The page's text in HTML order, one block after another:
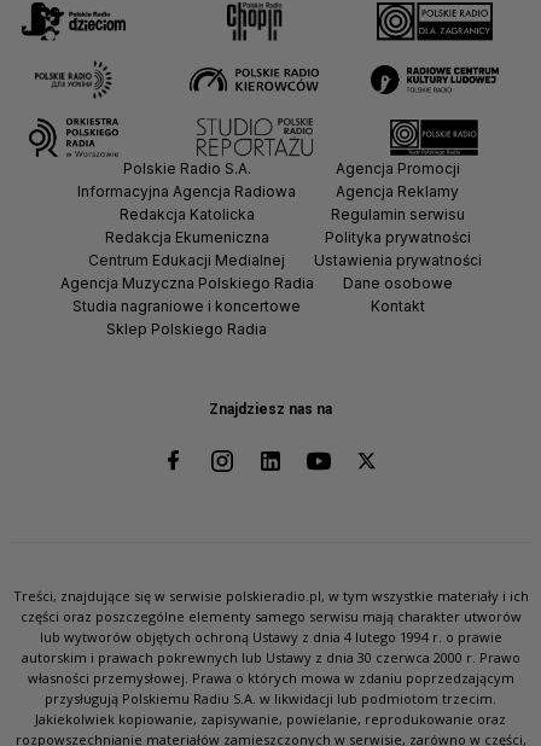
Znajdziesz nas na
Polskie Radio S.A.
Informacyjna Agencja Radiowa
Redakcja Katolicka
Redakcja Ekumeniczna
Centrum Edukacji Medialnej
Agencja Muzyczna Polskiego Radia
Studia nagraniowe i koncertowe
Sklep Polskiego Radia
Agencja Promocji
Agencja Reklamy
Regulamin serwisu
Polityka prywatności
Ustawienia prywatności
Dane osobowe
Kontakt
Treści, znajdujące się w serwisie polskieradio.pl, w tym wszystkie materiały i ich
części oraz poszczególne elementy samego serwisu mają charakter utworów
lub wytworów objętych ochroną Ustawy z dnia 4 lutego 1994 r. o prawie
autorskim i prawach pokrewnych lub Ustawy z dnia 30 czerwca 2000 r. Prawo
własności przemysłowej. Prawa o których mowa w zdaniu poprzedzającym
przysługują Polskiemu Radiu S.A. w likwidacji lub podmiotom trzecim.
Jakiekolwiek kopiowanie, zapisywanie, powielanie, reprodukowanie oraz
rozpowszechnianie materiałów zamieszczonych w serwisie, zarówno w części,